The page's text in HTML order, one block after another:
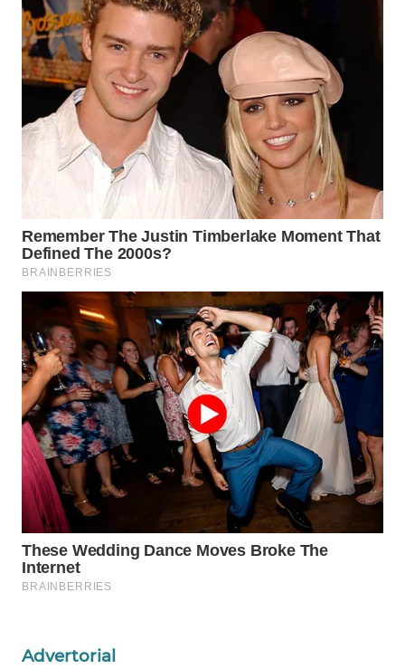
Advertorial
WAHANA
TANI
WAHANA
ADVOKAT
WAHANA
INFRASTRUKTUR
KONSUMEN
WAHANA
LISTRIK
WAHANA
TRAVEL
WAHANA
TV
WAHANANEWS
ID
WAHANANEWS
CO ID